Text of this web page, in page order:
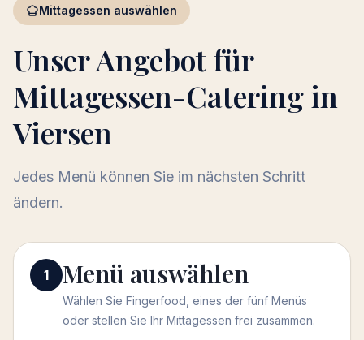
Mittagessen auswählen
Unser Angebot für
Mittagessen-Catering in
Viersen
Jedes Menü können Sie im nächsten Schritt
ändern.
1 Menü auswählen
Wählen Sie Fingerfood, eines der fünf Menüs
oder stellen Sie Ihr Mittagessen frei zusammen.